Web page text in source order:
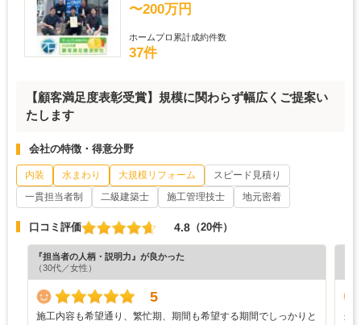
〜200万円
ホームプロ累計成約件数
37件
【顧客満足度表彰受賞】規模に関わらず幅広くご提案い
たします
会社の特徴・得意分野
内装 水まわり 大規模リフォーム
スピード見積り
一貫担当者制
二級建築士 施工管理技士 地元密着
口コミ評価 4.8 （20件）
『担当者の人柄・説明力』が良かった
（30代／女性）
5
施工内容も希望通り、繁忙期、期間も希望する期間でしっかりと
当